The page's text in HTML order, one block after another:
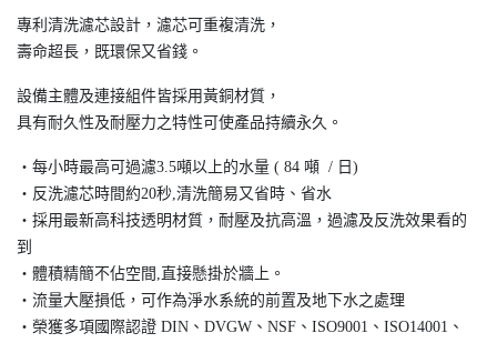
專利清洗濾芯設計，濾芯可重複清洗，
壽命超長，既環保又省錢。
設備主體及連接組件皆採用黃銅材質，
具有耐久性及耐壓力之特性可使產品持續永久。
・每小時最高可過濾3.5噸以上的水量 ( 84 噸 / 日)
・反洗濾芯時間約20秒,清洗簡易又省時、省水
・採用最新高科技透明材質，耐壓及抗高溫，過濾及反洗效果看的
到
・體積精簡不佔空間,直接懸掛於牆上。
・流量大壓損低，可作為淨水系統的前置及地下水之處理
・榮獲多項國際認證 DIN、DVGW、NSF、ISO9001、ISO14001、